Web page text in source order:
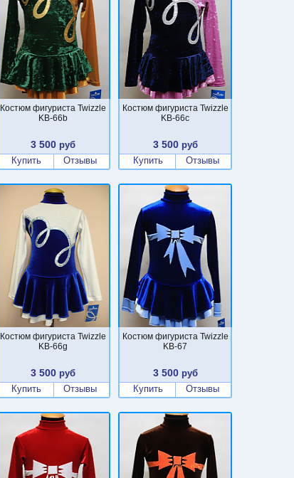
Костюм фигуриста Twizzle
KB-66b
3 500 руб
Купить
Отзывы
Костюм фигуриста Twizzle
KB-66c
3 500руб
Купить
Отзывы
Костюм фигуриста Twizzle
KB-66g
3 500 руб
Купить
Отзывы
Костюм фигуриста Twizzle
KB-67
3 500руб
Купить
Отзывы